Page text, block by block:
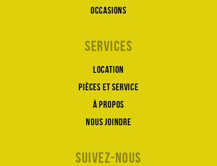
Occasions
Services
Location
Pièces et service
À propos
Nous joindre
Suivez-nous